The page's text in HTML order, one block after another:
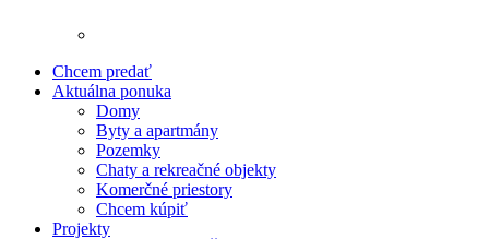
Chcem predať
Aktuálna ponuka
Domy
Byty a apartmány
Pozemky
Chaty a rekreačné objekty
Komerčné priestory
Chcem kúpiť
Projekty